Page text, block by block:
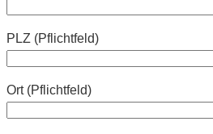
PLZ (Pflichtfeld)
Ort (Pflichtfeld)